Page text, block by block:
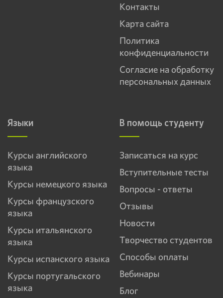
Контакты
Карта сайта
Политика
конфиденциальности
Согласие на обработку
персональных данных
В помощь студенту
Записаться на курс
Вступительные тесты
Вопросы - ответы
Отзывы
Новости
Творчество студентов
Способы оплаты
Вебинары
Блог
Языки
Курсы английского
языка
Курсы немецкого языка
Курсы французского
языка
Курсы итальянского
языка
Курсы испанского языка
Курсы португальского
языка